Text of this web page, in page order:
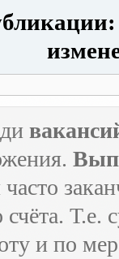
счёта.
и по